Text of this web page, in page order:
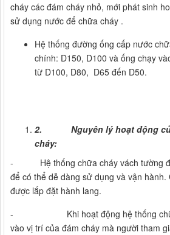
cháy các đám cháy nhỏ, mới phát sinh
sử dụng nước để chữa cháy .
Hệ thống đường ống cấp nước
chính: D150, D100 và ống chạy
từ D100, D80, D65 đến D50.
2. Nguyên lý hoạt động
cháy:
- Hệ thống chữa cháy vách tường
để có thể dễ dàng sử dụng và vận hành.
được lắp đặt hành lang.
- Khi hoạt động hệ thống chữa
vào vị trí của đám cháy mà người tham